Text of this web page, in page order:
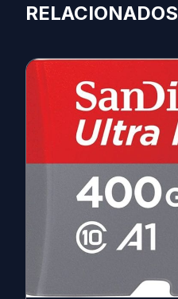
RELACIONADOS